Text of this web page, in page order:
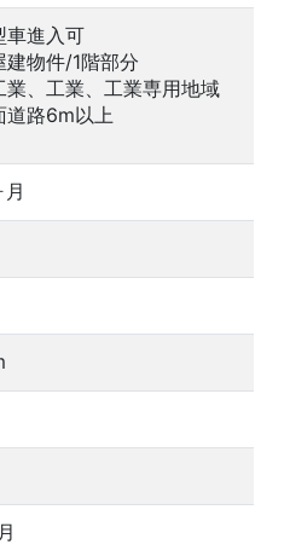
車進入可
建物件/1階部分
業、工業、工業専用地域
道路6m以上